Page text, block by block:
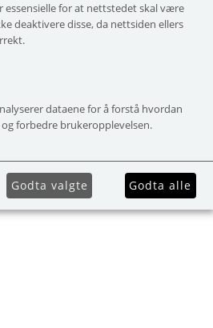
essensielle for at nettstedet skal være
deaktivere disse, da nettsiden ellers
dataene for å forstå hvordan
forbedre brukeropplevelsen.
Godta valgte Godta alle